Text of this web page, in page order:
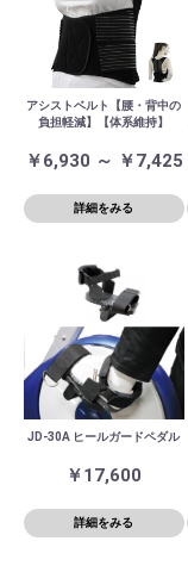
アシストベルト【腰・背中の
負担軽減】【体系維持】
￥6,930 ～ ￥7,425
詳細をみる
JD-30A ヒールガードペダル
￥17,600
詳細をみる